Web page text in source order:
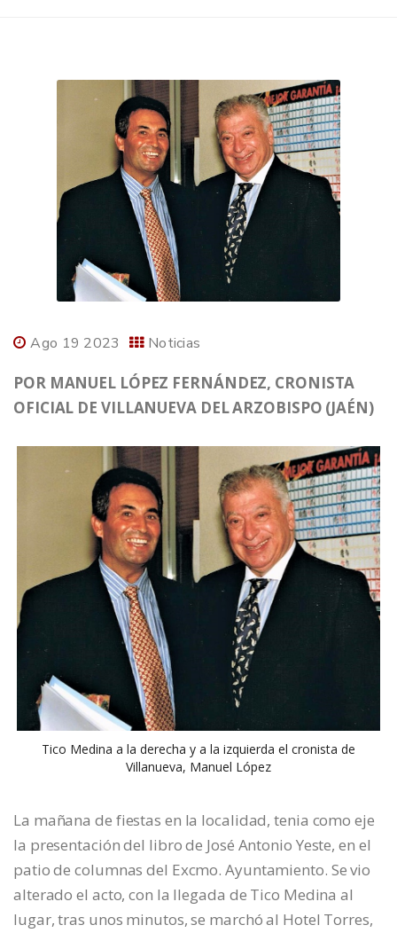
Ago 19 2023 Noticias
POR MANUEL LÓPEZ FERNÁNDEZ, CRONISTA
OFICIAL DE VILLANUEVA DEL ARZOBISPO (JAÉN)
Tico Medina a la derecha y a la izquierda el cronista de
Villanueva, Manuel López
La mañana de fiestas en la localidad, tenia como eje
la presentación del libro de José Antonio Yeste, en el
patio de columnas del Excmo. Ayuntamiento. Se vio
alterado el acto, con la llegada de Tico Medina al
lugar, tras unos minutos, se marchó al Hotel Torres,